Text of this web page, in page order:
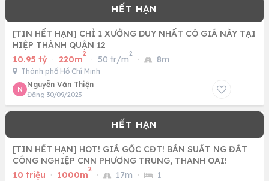
[TIN HẾT HẠN] CHỈ 1 XƯỞNG DUY NHẤT CÓ GIÁ NÀY TẠI
HIỆP THÀNH QUẬN 12
10.95 tỷ · 220m
2
· 50 tr/m
2
· 8m
Thành phố Hồ Chí Minh
N
Nguyễn Văn Thiện
Đăng 30/09/2023
[TIN HẾT HẠN] HOT! GIÁ GỐC CĐT! BÁN SUẤT NG ĐẤT
CÔNG NGHIỆP CNN PHƯƠNG TRUNG, THANH OAI!
10 triệu · 1000m
2
· 17m · 1